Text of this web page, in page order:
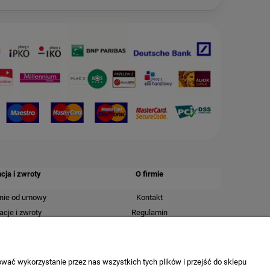
i zwroty
od umowy
i zwroty
O firmie
Kontakt
Regulamin
O nas
wykorzystanie przez nas wszystkich tych plików i przejść do sklepu